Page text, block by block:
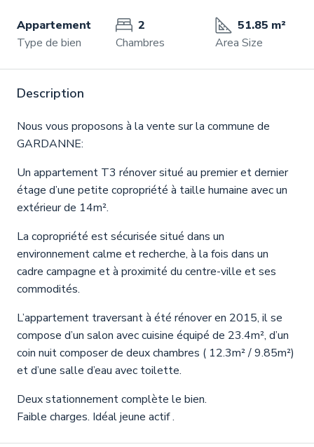
Appartement
Type de bien
2
Chambres
51.85 m²
Area Size
Description
Nous vous proposons à la vente sur la commune de
GARDANNE:
Un appartement T3 rénover situé au premier et dernier
étage d’une petite copropriété à taille humaine avec un
extérieur de 14m².
La copropriété est sécurisée situé dans un
environnement calme et recherche, à la fois dans un
cadre campagne et à proximité du centre-ville et ses
commodités.
L’appartement traversant à été rénover en 2015, il se
compose d’un salon avec cuisine équipé de 23.4m², d’un
coin nuit composer de deux chambres ( 12.3m² / 9.85m²)
et d’une salle d’eau avec toilette.
Deux stationnement complète le bien.
Faible charges. Idéal jeune actif .